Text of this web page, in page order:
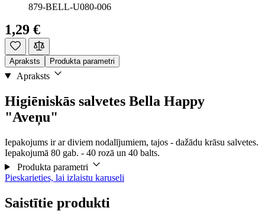
879-BELL-U080-006
1,29 €
Apraksts Produkta parametri
Apraksts
Higiēniskās salvetes Bella Happy
"Aveņu"
Iepakojums ir ar diviem nodalījumiem, tajos - dažādu krāsu salvetes.
Iepakojumā 80 gab. - 40 rozā un 40 balts.
Produkta parametri
Pieskarieties, lai izlaistu karuseli
Saistītie produkti